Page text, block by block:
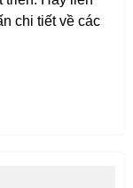
chi tiết về các